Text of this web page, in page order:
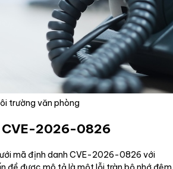
trường văn phòng
CVE-2026-0826
mã định danh CVE-2026-0826 với